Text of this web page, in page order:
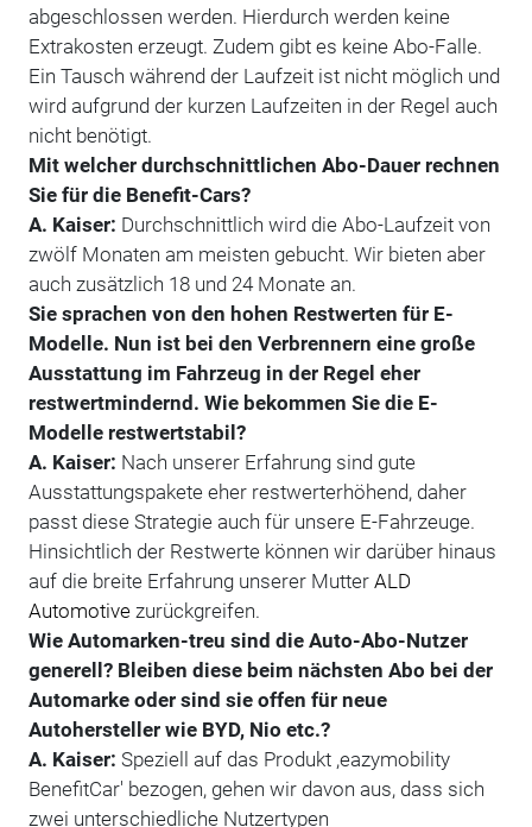
abgeschlossen werden. Hierdurch werden keine
Extrakosten erzeugt. Zudem gibt es keine Abo-Falle.
Ein Tausch während der Laufzeit ist nicht möglich und
wird aufgrund der kurzen Laufzeiten in der Regel auch
nicht benötigt.
Mit welcher durchschnittlichen Abo-Dauer rechnen
Sie für die Benefit-Cars?
A. Kaiser: Durchschnittlich wird die Abo-Laufzeit von
zwölf Monaten am meisten gebucht. Wir bieten aber
auch zusätzlich 18 und 24 Monate an.
Sie sprachen von den hohen Restwerten für E-
Modelle. Nun ist bei den Verbrennern eine große
Ausstattung im Fahrzeug in der Regel eher
restwertmindernd. Wie bekommen Sie die E-
Modelle restwertstabil?
A. Kaiser: Nach unserer Erfahrung sind gute
Ausstattungspakete eher restwerterhöhend, daher
passt diese Strategie auch für unsere E-Fahrzeuge.
Hinsichtlich der Restwerte können wir darüber hinaus
auf die breite Erfahrung unserer Mutter ALD
Automotivezurückgreifen.
Wie Automarken-treu sind die Auto-Abo-Nutzer
generell? Bleiben diese beim nächsten Abo bei der
Automarke oder sind sie offen für neue
Autohersteller wie BYD, Nio etc.?
A. Kaiser: Speziell auf das Produkt ,eazymobility
BenefitCar' bezogen, gehen wir davon aus, dass sich
zwei unterschiedliche Nutzertypen